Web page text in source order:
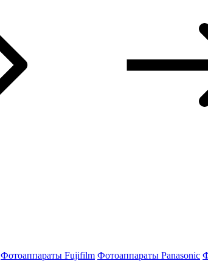
Фотоаппараты Fujifilm Фотоаппараты Panasonic